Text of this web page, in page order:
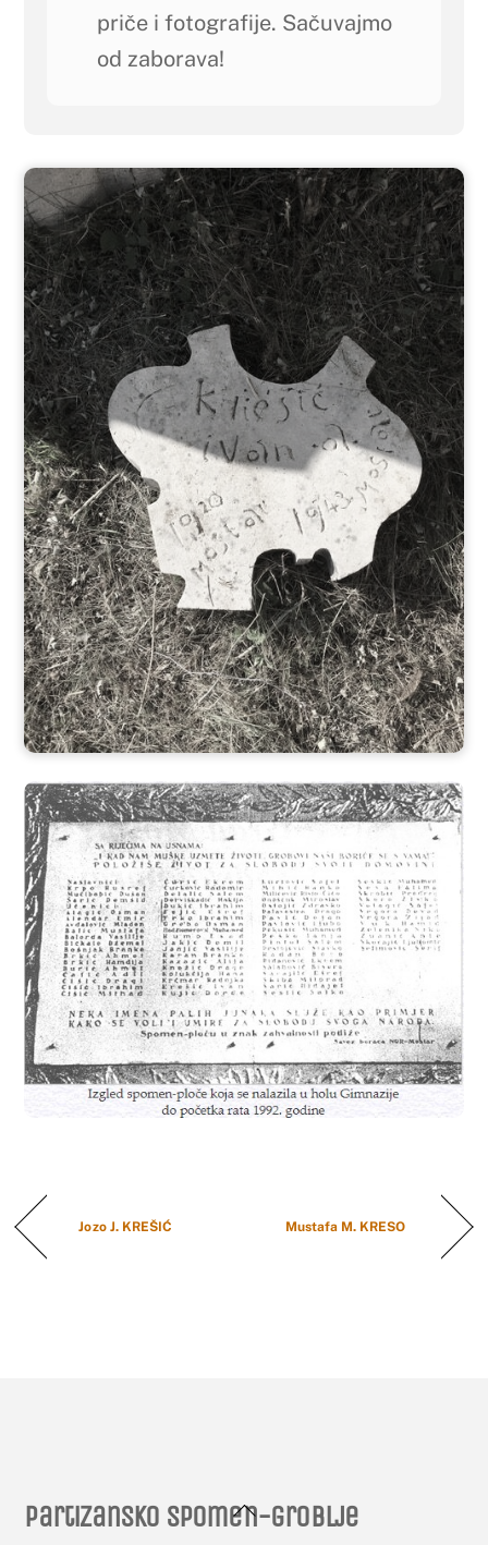
priče i fotografije. Sačuvajmo
od zaborava!
Jozo J. KREŠIĆ Mustafa M. KRESO
Back
Partizansko spomen-groblje